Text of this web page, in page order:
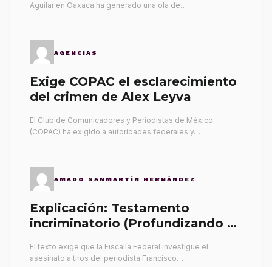
Aguilar en Oaxaca ha generado una ola de…
AGENCIAS
Exige COPAC el esclarecimiento
del crimen de Alex Leyva
El Club de Comunicadores y Periodistas de México
(COPAC) ha exigido a autoridades federales y…
AMADO SANMARTÍN HERNÁNDEZ
Explicación: Testamento
incriminatorio (Profundizando su
El texto exige que la Fiscalía Federal investigue el
asesinato a tiros del periodista Francisco…